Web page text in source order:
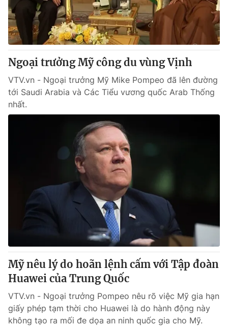
Ngoại trưởng Mỹ công du vùng Vịnh
VTV.vn - Ngoại trưởng Mỹ Mike Pompeo đã lên đường
tới Saudi Arabia và Các Tiểu vương quốc Arab Thống
nhất.
Mỹ nêu lý do hoãn lệnh cấm với Tập đoàn
Huawei của Trung Quốc
VTV.vn - Ngoại trưởng Pompeo nêu rõ việc Mỹ gia hạn
giấy phép tạm thời cho Huawei là do hành động này
không tạo ra mối đe dọa an ninh quốc gia cho Mỹ.